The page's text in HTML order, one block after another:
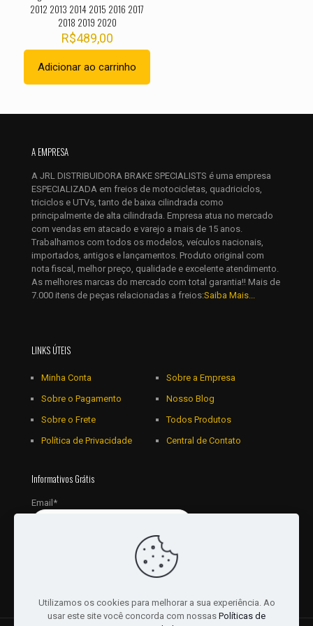
mail*
Salvar meus dados neste navegador para a próxima vez que
2012 2013 2014 2015 2016 2017
2018 2019 2020
R$489,00
Adicionar ao carrinho
A EMPRESA
A JRL DISTRIBUIDORA BRAKE SPECIALISTS é uma empresa
ESPECIALIZADA em freios de motocicletas, quadriciclos,
triciclos e UTVs, tanto de baixa cilindrada como
principalmente de alta cilindrada. Empresa atua no mercado
com vendas em atacado e varejo a mais de 15 anos.
Trabalhamos com todos os modelos, veículos nacionais,
importados, antigos e lançamentos. Produto original com
nota fiscal, melhor preço, qualidade e excelente atendimento.
As melhores marcas do mercado com total garantia!! Mais de
7.000 itens de peças relacionadas a freios:Saiba Mais...
LINKS ÚTEIS
Minha Conta
Sobre o Pagamento
Sobre o Frete
Política de Privacidade
Sobre a Empresa
Nosso Blog
Todos Produtos
Central de Contato
Informativos Grátis
Email*
Utilizamos os cookies para melhorar a sua experiência. Ao
usar este site você concorda com nossas Políticas de